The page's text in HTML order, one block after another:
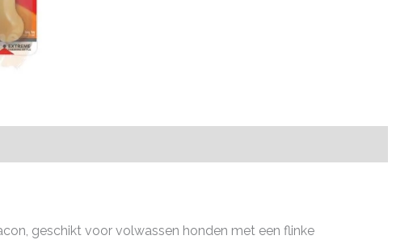
geschikt voor volwassen honden met een flinke